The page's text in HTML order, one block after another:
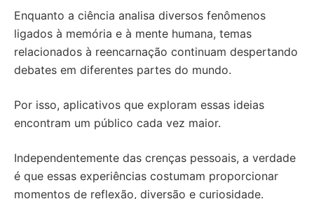
Enquanto a ciência analisa diversos fenômenos
ligados à memória e à mente humana, temas
relacionados à reencarnação continuam despertando
debates em diferentes partes do mundo.
Por isso, aplicativos que exploram essas ideias
encontram um público cada vez maior.
Independentemente das crenças pessoais, a verdade
é que essas experiências costumam proporcionar
momentos de reflexão, diversão e curiosidade.